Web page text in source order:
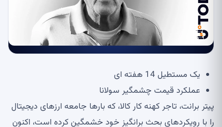
یک مستطیل 14 هفته ای
عملکرد قیمت چشمگیر سولانا
پیتر برانت، تاجر کهنه کار کالا، که بارها جامعه ارزهای دیجیتال
را با رویکردهای بحث برانگیز خود خشمگین کرده است، اکنون